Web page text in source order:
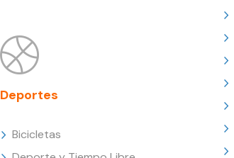
Deportes
Bicicletas